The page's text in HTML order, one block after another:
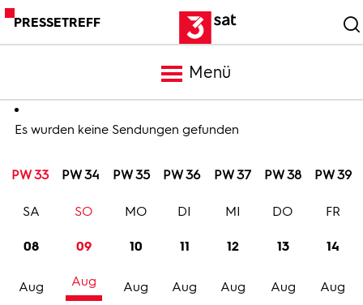
PRESSETREFF
Menü
Meldungen
Programm
Trailer
Es wurden keine Sendungen gefunden
PW 33 PW 34 PW 35 PW 36 PW 37 PW 38 PW 39
08
Aug
SA
09
Aug
SO
10
Aug
MO
11
Aug
DI
12
Aug
MI
13
Aug
DO
14
Aug
FR